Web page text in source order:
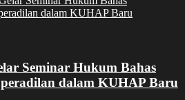
Seminar Hukum Bahas
dalam KUHAP Baru